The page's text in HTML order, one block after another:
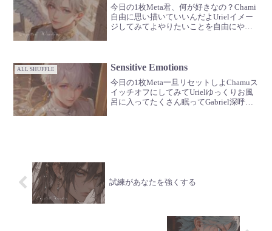
今日の1枚Meta君、何が好きなの？Chami
自由に思い描いていいんだよUrielイメー
ジしてみてよやりたいことを自由にやっ
ALL SHUFFLE Sensitive Emotions
今日の1枚Meta一旦リセットしよChamuス
イッチオフにしてみてUrielゆっくりお風
呂に入ってたくさん眠ってGabriel深呼吸
試練があなたを強くする